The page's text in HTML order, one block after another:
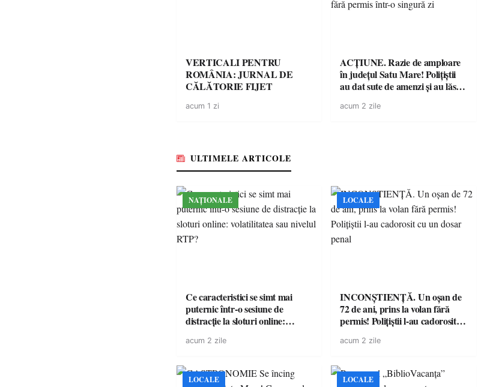
VERTICALI PENTRU
ROMÂNIA: JURNAL DE
CĂLĂTORIE FIJET
acum 1 zi
ACȚIUNE. Razie de amploare
în județul Satu Mare! Polițiștii
au dat sute de amenzi și au lăsat
singură zi
acum 2 zile
ULTIMELE ARTICOLE
NAȚIONALE
Ce caracteristici se simt mai
puternic într-o sesiune de
distracție la sloturi online:
acum 2 zile
LOCALE
INCONȘTIENȚĂ. Un oșan de
72 de ani, prins la volan fără
permis! Polițiștii l-au cadorosit
acum 2 zile
LOCALE LOCALE